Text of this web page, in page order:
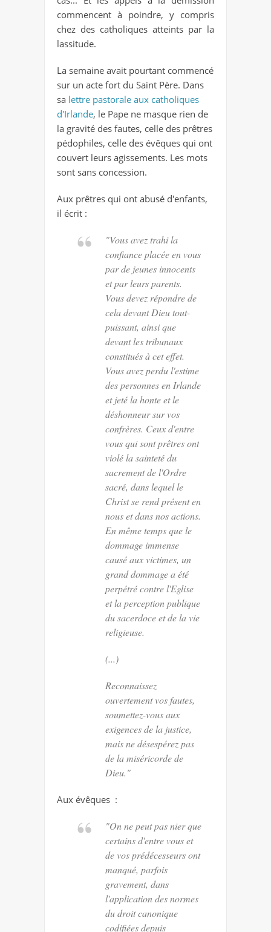
commencent à poindre, y compris
chez des catholiques atteints par la
lassitude.
La semaine avait pourtant commencé
sur un acte fort du Saint Père. Dans
sa lettre pastorale aux catholiques
d'Irlande, le Pape ne masque rien de
la gravité des fautes, celle des prêtres
pédophiles, celle des évêques qui ont
couvert leurs agissements. Les mots
sont sans concession.
Aux prêtres qui ont abusé d'enfants,
il écrit :
"Vous avez trahi la
confiance placée en vous
par de jeunes innocents
et par leurs parents.
Vous devez répondre de
cela devant Dieu tout-
puissant, ainsi que
devant les tribunaux
constitués à cet effet.
Vous avez perdu l'estime
des personnes en Irlande
et jeté la honte et le
déshonneur sur vos
confrères. Ceux d'entre
vous qui sont prêtres ont
violé la sainteté du
sacrement de l'Ordre
sacré, dans lequel le
Christ se rend présent en
nous et dans nos actions.
En même temps que le
dommage immense
causé aux victimes, un
grand dommage a été
perpétré contre l'Eglise
et la perception publique
du sacerdoce et de la vie
religieuse.
(...)
Reconnaissez
ouvertement vos fautes,
soumettez-vous aux
exigences de la justice,
mais ne désespérez pas
de la miséricorde de
Dieu."
Aux évêques :
"On ne peut pas nier que
certains d'entre vous et
de vos prédécesseurs ont
manqué, parfois
gravement, dans
l'application des normes
du droit canonique
codifiées depuis